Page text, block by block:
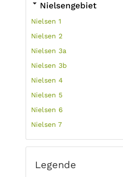
Nielsengebiet
Nielsen 1
Nielsen 2
Nielsen 3a
Nielsen 3b
Nielsen 4
Nielsen 5
Nielsen 6
Nielsen 7
Legende